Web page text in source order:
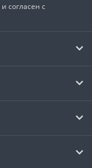
и согласен с